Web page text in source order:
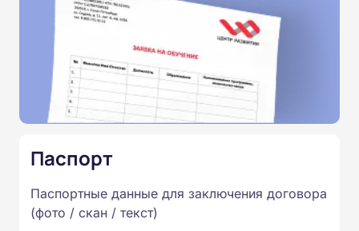
Паспорт
Паспортные данные для заключения договора
(фото / скан / текст)